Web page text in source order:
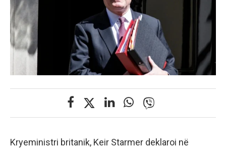
Kryeministri britanik, Keir Starmer deklaroi në